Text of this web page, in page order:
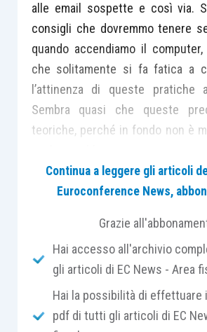
alle email sospette e così via.
consigli che dovremmo tenere
quando accendiamo il
che solitamente si fa fatica a
l’attinenza di queste pratiche
Sembra quasi che queste
teoriche, perché in fondo non è
rubato i nostri dati.
una piccola parte delle persone
un attacco da parte di un
vero, che tanti hanno il proprio
trasformato in quello che in gergo
zombie” ovvero sotto il
Continua a leggere gli articoli
Euroconference News,
Grazie
Hai accesso all'archivio
gli articoli di EC News - Area
Hai la possibilità di effettuare
pdf di tutti gli articoli di EC